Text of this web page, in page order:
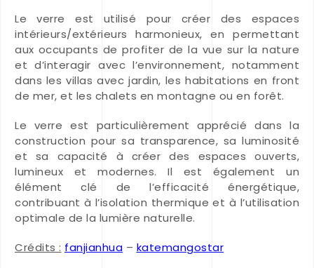
Le verre est utilisé pour créer des espaces
intérieurs/extérieurs harmonieux, en permettant
aux occupants de profiter de la vue sur la nature
et d’interagir avec l’environnement, notamment
dans les villas avec jardin, les habitations en front
de mer, et les chalets en montagne ou en forêt.
Le verre est particulièrement apprécié dans la
construction pour sa transparence, sa luminosité
et sa capacité à créer des espaces ouverts,
lumineux et modernes. Il est également un
élément clé de l’efficacité énergétique,
contribuant à l’isolation thermique et à l’utilisation
optimale de la lumière naturelle.
Crédits : fanjianhua – katemangostar